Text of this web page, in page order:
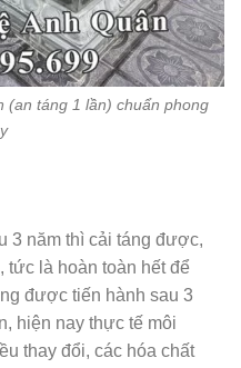
(an táng 1 lần) chuẩn phong
3 năm thì cải táng được,
tức là hoàn toàn hết để
được tiến hành sau 3
hiện nay thực tế môi
thay đổi, các hóa chất